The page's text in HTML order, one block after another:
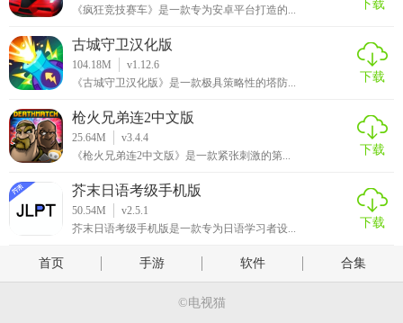
《疯狂竞技赛车》是一款专为安卓平台打造的...
下载
古城守卫汉化版
104.18M
v1.12.6
《古城守卫汉化版》是一款极具策略性的塔防...
下载
枪火兄弟连2中文版
25.64M
v3.4.4
《枪火兄弟连2中文版》是一款紧张刺激的第...
下载
芥末日语考级手机版
50.54M
v2.5.1
芥末日语考级手机版是一款专为日语学习者设...
下载
首页 手游 软件 合集
©电视猫